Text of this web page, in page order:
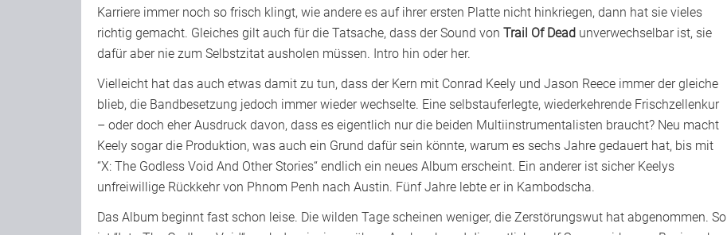
Karriere immer noch so frisch klingt, wie andere es auf ihrer ersten Platte nicht hinkriegen, dann hat sie vieles
richtig gemacht. Gleiches gilt auch für die Tatsache, dass der Sound von Trail Of Dead unverwechselbar ist, sie
dafür aber nie zum Selbstzitat ausholen müssen. Intro hin oder her.
Vielleicht hat das auch etwas damit zu tun, dass der Kern mit Conrad Keely und Jason Reece immer der gleiche
blieb, die Bandbesetzung jedoch immer wieder wechselte. Eine selbstauferlegte, wiederkehrende Frischzellenkur
– oder doch eher Ausdruck davon, dass es eigentlich nur die beiden Multiinstrumentalisten braucht? Neu macht
Keely sogar die Produktion, was auch ein Grund dafür sein könnte, warum es sechs Jahre gedauert hat, bis mit
“X: The Godless Void And Other Stories“ endlich ein neues Album erscheint. Ein anderer ist sicher Keelys
unfreiwillige Rückkehr von Phnom Penh nach Austin. Fünf Jahre lebte er in Kambodscha.
Das Album beginnt fast schon leise. Die wilden Tage scheinen weniger, die Zerstörungswut hat abgenommen. So